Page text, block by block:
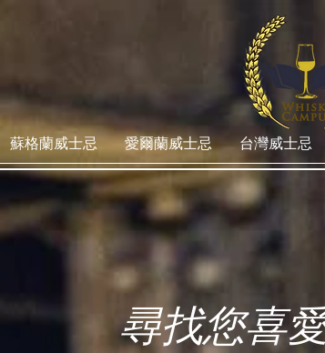
蘇格蘭威士忌 愛爾蘭威士忌 台灣威士忌
尋找您喜